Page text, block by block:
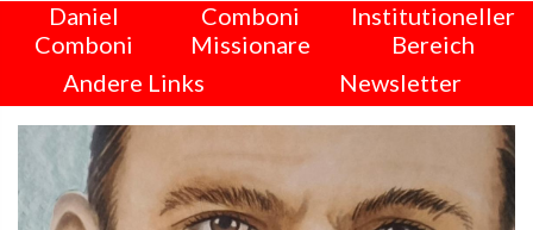
Daniel
Comboni
Comboni
Missionare
Institutioneller
Bereich
Andere Links
Newsletter